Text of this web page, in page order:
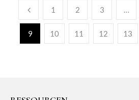
1 2 3 …
9 10 11 12 13